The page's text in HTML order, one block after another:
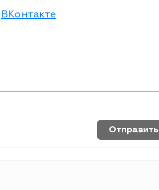
ВКонтакте
Отправить